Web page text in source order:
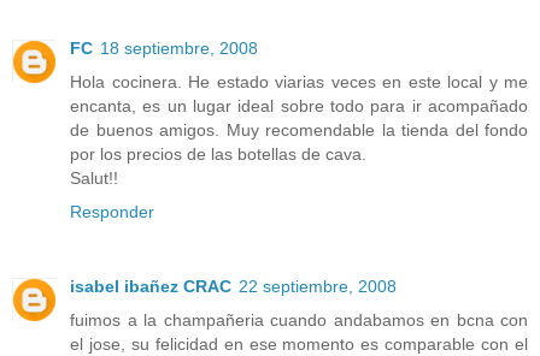
FC 18 septiembre, 2008
Hola cocinera. He estado viarias veces en este local y me
encanta, es un lugar ideal sobre todo para ir acompañado
de buenos amigos. Muy recomendable la tienda del fondo
por los precios de las botellas de cava.
Salut!!
Responder
isabel ibañez CRAC 22 septiembre, 2008
fuimos a la champañeria cuando andabamos en bcna con
el jose, su felicidad en ese momento es comparable con el